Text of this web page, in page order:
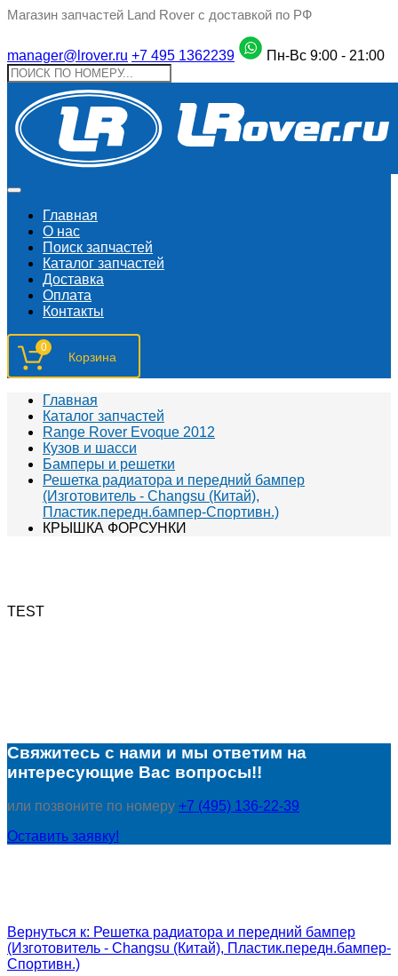
Магазин запчастей Land Rover с доставкой по РФ
manager@lrover.ru +7 495 1362239 Пн-Вс 9:00 - 21:00
Главная
О нас
Поиск запчастeй
Каталог запчастей
Доставка
Оплата
Контакты
0
Главная
Каталог запчастей
Range Rover Evoque 2012
Кузов и шасси
Бамперы и решетки
Решетка радиатора и передний бампер
(Изготовитель - Changsu (Китай),
Пластик.передн.бампер-Спортивн.)
КРЫШКА ФОРСУНКИ
TEST
Свяжитесь с нами и мы ответим на
интересующие Вас вопросы!!
или позвоните по номеру +7 (495) 136-22-39
Оставить заявку!
Вернуться к: Решетка радиатора и передний бампер
(Изготовитель - Changsu (Китай), Пластик.передн.бампер-
Спортивн.)